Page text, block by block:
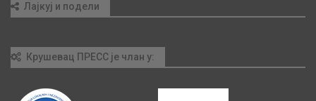
Лајкуј и подели
Крушевац ПРЕСС је члан у: